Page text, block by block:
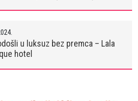
u luksuz bez premca – Lala
hotel